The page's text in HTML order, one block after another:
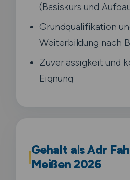
(Basiskurs und
Grundqualifikation
Weiterbildung nach
Zuverlässigkeit und
Eignung
Gehalt als Adr
Meißen 2026